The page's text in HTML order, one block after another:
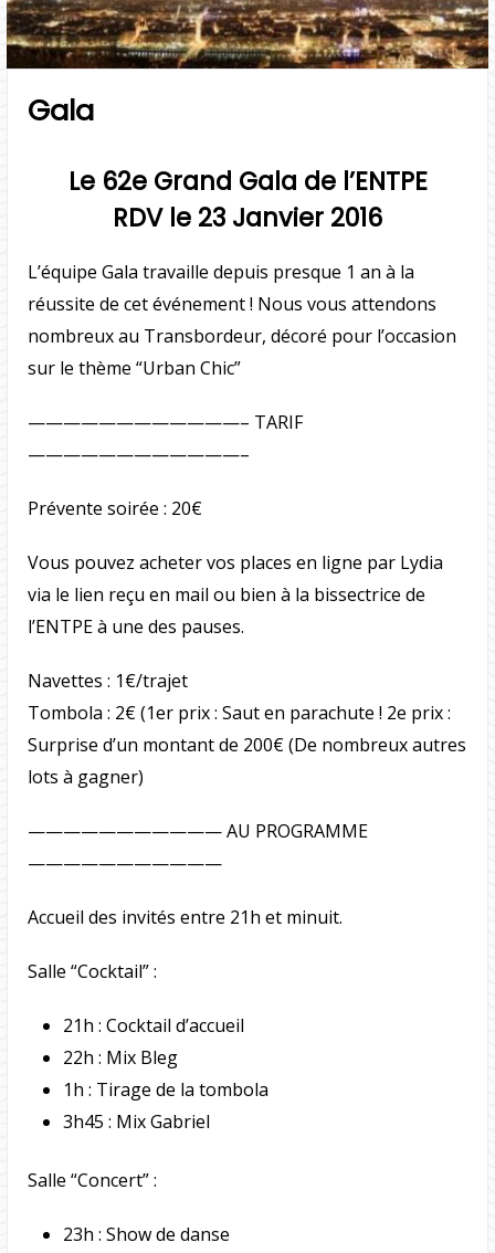
Gala
Le 62e Grand Gala de l’ENTPE
RDV le 23 Janvier 2016
L’équipe Gala travaille depuis presque 1 an à la
réussite de cet événement ! Nous vous attendons
nombreux au Transbordeur, décoré pour l’occasion
sur le thème “Urban Chic”
————————————– TARIF
————————————–
Prévente soirée : 20€
Vous pouvez acheter vos places en ligne par Lydia
via le lien reçu en mail ou bien à la bissectrice de
l’ENTPE à une des pauses.
Navettes : 1€/trajet
Tombola : 2€ (1er prix : Saut en parachute ! 2e prix :
Surprise d’un montant de 200€ (De nombreux autres
lots à gagner)
——————————— AU PROGRAMME
———————————
Accueil des invités entre 21h et minuit.
Salle “Cocktail” :
21h : Cocktail d’accueil
22h : Mix Bleg
1h : Tirage de la tombola
3h45 : Mix Gabriel
Salle “Concert” :
23h : Show de danse